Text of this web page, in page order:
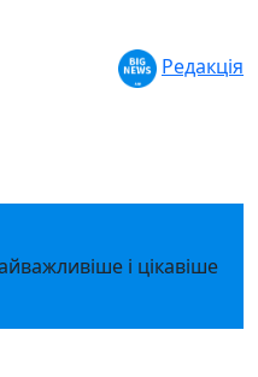
Редакція
і цікавіше